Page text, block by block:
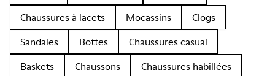
Chaussures à lacets
Mocassins
Clogs
Sandales
Bottes
Chaussures casual
Baskets
Chaussons
Chaussures habillées